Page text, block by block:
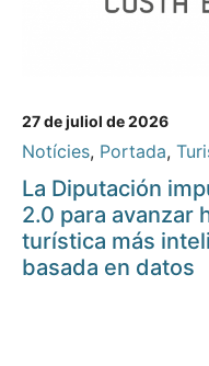
27 de juliol de 2026
Notícies, Portada,
La Diputación
2.0 para avanzar
turística más
basada en datos